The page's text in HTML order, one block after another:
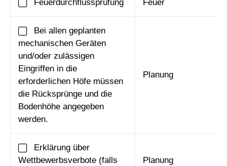
Feuerdurchflussprüfung Feuer
Bei allen geplanten
mechanischen Geräten
und/oder zulässigen
Eingriffen in die
erforderlichen Höfe müssen
die Rücksprünge und die
Bodenhöhe angegeben
werden.
Planung
Erklärung über
Wettbewerbsverbote (falls
Planung